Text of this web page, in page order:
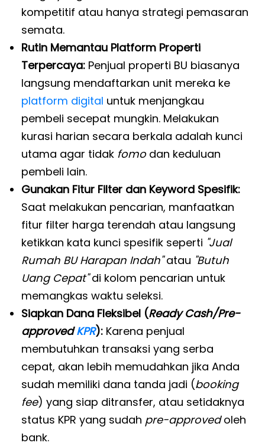
kompetitif atau hanya strategi pemasaran
semata.
Rutin Memantau Platform Properti
Terpercaya: Penjual properti BU biasanya
langsung mendaftarkan unit mereka ke
platform digital untuk menjangkau
pembeli secepat mungkin. Melakukan
kurasi harian secara berkala adalah kunci
utama agar tidak fomodan keduluan
pembeli lain.
Gunakan Fitur Filter dan Keyword Spesifik:
Saat melakukan pencarian, manfaatkan
fitur filter harga terendah atau langsung
ketikkan kata kunci spesifik seperti "Jual
Rumah BU Harapan Indah"atau "Butuh
Uang Cepat"di kolom pencarian untuk
memangkas waktu seleksi.
Siapkan Dana Fleksibel (Ready Cash/Pre-
approvedKPR): Karena penjual
membutuhkan transaksi yang serba
cepat, akan lebih memudahkan jika Anda
sudah memiliki dana tanda jadi (booking
fee) yang siap ditransfer, atau setidaknya
status KPR yang sudah pre-approvedoleh
bank.